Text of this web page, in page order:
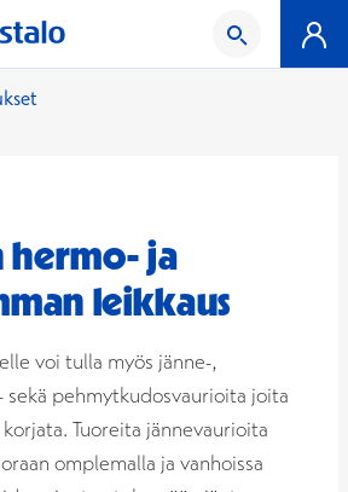
hermo- ja
leikkaus
voi tulla myös jänne-,
sekä pehmytkudosvaurioita joita
Tuoreita jännevaurioita
omplemalla ja vanhoissa